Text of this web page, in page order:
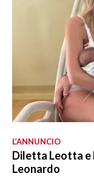
L’ANNUNCIO
Diletta Leotta e
Leonardo